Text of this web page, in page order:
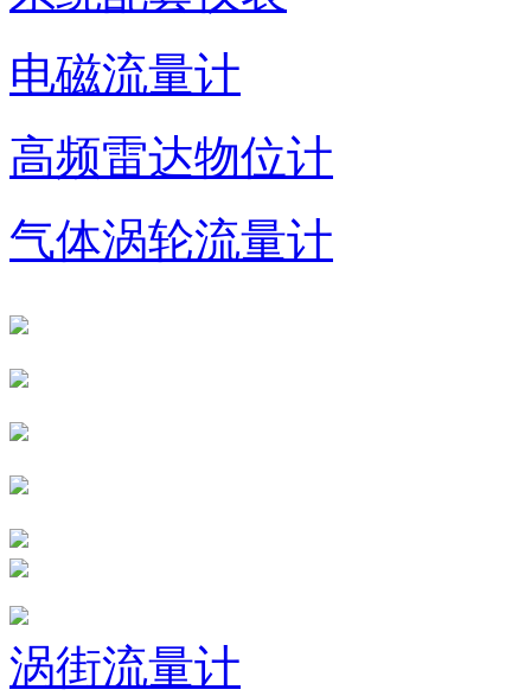
电磁流量计
高频雷达物位计
气体涡轮流量计
涡街流量计